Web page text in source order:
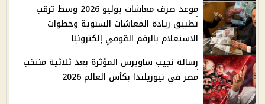
موعد صرف معاشات يوليو 2026 وسط ترقب
تطبيق زيادة المعاشات السنوية وخطوات
الاستعلام بالرقم القومي إلكترونيًا
رسالة نجيب ساويرس المؤثرة بعد ثلاثية منتخب
مصر في نيوزيلندا بكأس العالم 2026